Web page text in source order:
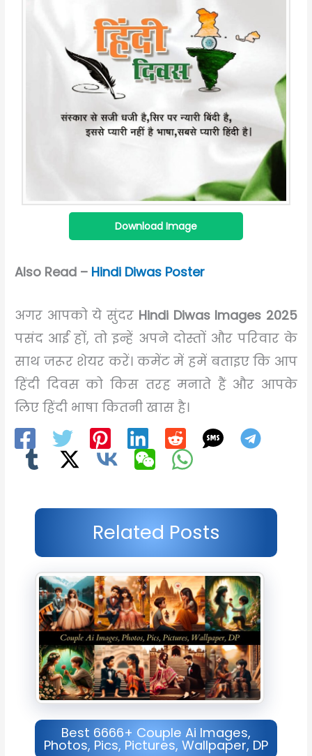
Download Image
Also Read – Hindi Diwas Poster
अगर आपको ये सुंदर Hindi Diwas Images 2025
पसंद आई हों, तो इन्हें अपने दोस्तों और परिवार के
साथ जरूर शेयर करें। कमेंट में हमें बताइए कि आप
हिंदी दिवस को किस तरह मनाते हैं और आपके
लिए हिंदी भाषा कितनी खास है।
Related Posts
Best 6666+ Couple Ai Images,
Photos, Pics, Pictures, Wallpaper, DP